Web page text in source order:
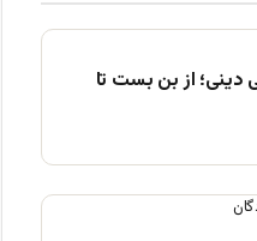
دینی؛ از بن بست تا